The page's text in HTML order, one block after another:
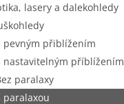
lasery a dalekohledy
pevným přiblížením
nastavitelným příblížením
paralaxy
paralaxou